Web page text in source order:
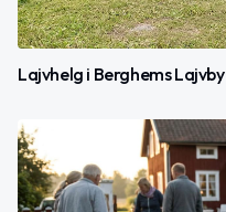
Lajvhelg i Berghems Lajvby